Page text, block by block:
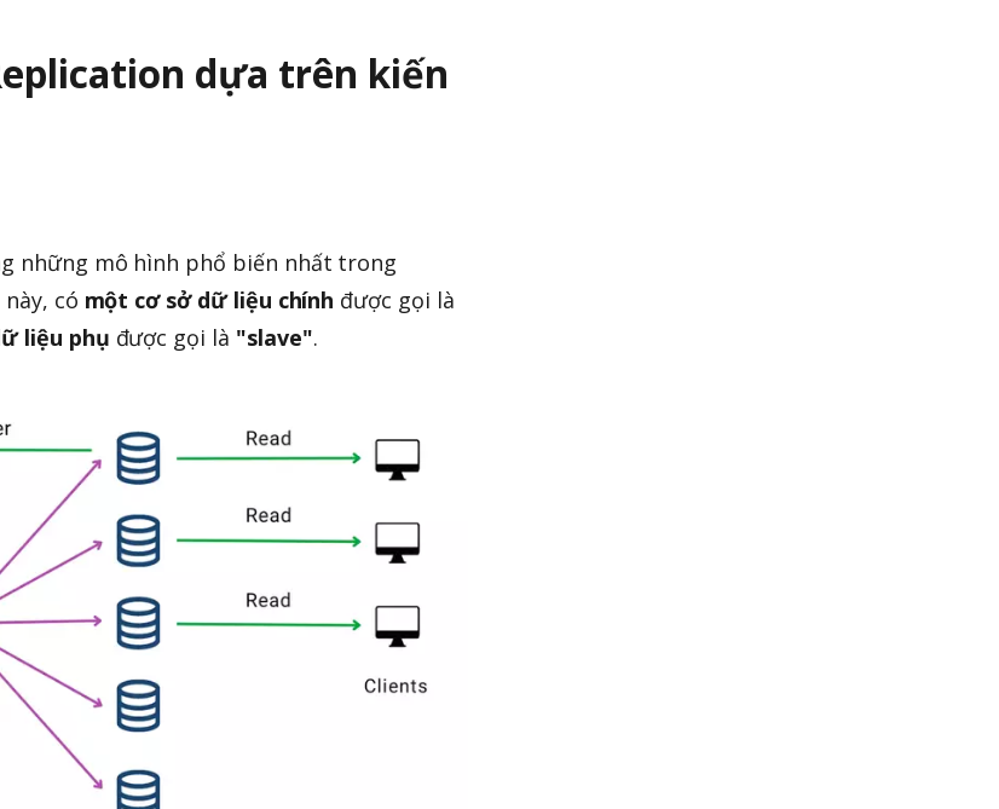
dựa trên kiến
những mô hình phổ biến nhất trong
có một cơ sở dữ liệu chính được gọi là
liệu phụ được gọi là "slave".